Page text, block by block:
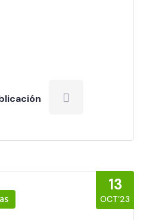
13
OCT’23